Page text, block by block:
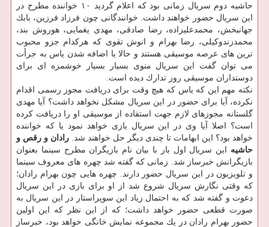
حاشیه دوم سریال زمانی بود كه اعلام گردید ۱۰ خواننده مطرح در
این سریال حضور خواهند داشت. خوانندگانی چون فرزاد فرزین، بابك
جهانبخش، محمدعلیزاده، رضا صادقی، مهدی یغمایی، هوروش بند،
محمدزندوكیلی، رضا بهرام و انوش تقوی كه هركدام جزو محبوب
ترین های عرصه موسیقی هستند و حالا با اضافه شدن یاس به جرأت
می توان گفت این سریال منوی بسیار بسیار خوشمزه ای برای
دوستداران موسیقی روز تدارك دیده است.
نكته مهم این كه یاس كه هیچ وقت برای دریافت مجوز رسمی اقدام
نكرده، آیا برای حضور در این سریال مشكل نخواهد داشت؟ آیا مهدی
گلستانه مجوزهای لازم جهت استفاده از موسیقی او را دریافت كرده
است؟ اصلا آیا وی در این سریال بازی خواهد نمود یا كه خواننده
خواهد بود؟ این ابهامات تا چندی دیگر حل خواهند شد. رادان و رقص و
حاشیه این سریال اول بار با بیان نام بازیگران مطرح سینما بعنوان
بازیگرانش خبرساز شد. زمانی كه گفته شد چهره های معروف سینما
و تلویزیون در این سریال حضور دارند. چهره هایی چون بهرام رادان؛
كه وقتی نگارش سریال شروع شد از او برای بازی در این سریال
دعوت و گفته شد كه به احتمال زیاد این سوپراستار در این سریال به
صورت قطعی حضور خواهد داشت؛ كه از این نظر كه این اولین
حضور بهرام رادان در یك مجموعه نمایش خانگی خواهد بود، خبرساز